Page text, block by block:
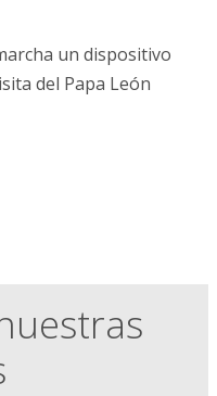
un dispositivo
del Papa León